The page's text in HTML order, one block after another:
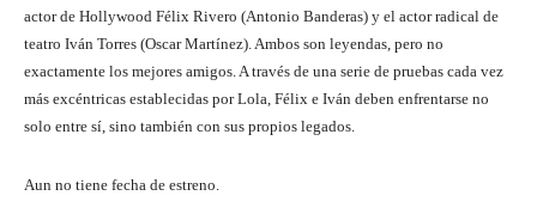
actor de Hollywood Félix Rivero (Antonio Banderas) y el actor radical de
teatro Iván Torres (Oscar Martínez). Ambos son leyendas, pero no
exactamente los mejores amigos. A través de una serie de pruebas cada vez
más excéntricas establecidas por Lola, Félix e Iván deben enfrentarse no
solo entre sí, sino también con sus propios legados.
Aun no tiene fecha de estreno.